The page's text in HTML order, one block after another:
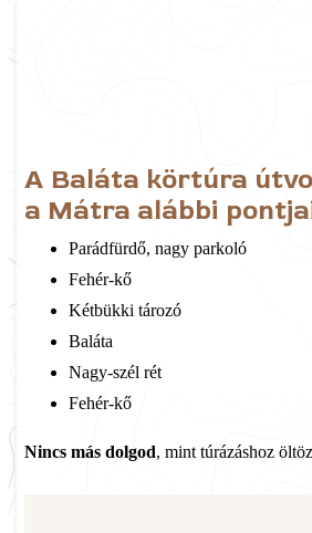
A Baláta körtúra
a Mátra alábbi
Parádfürdő, nagy parkoló
Fehér-kő
Kétbükki tározó
Baláta
Nagy-szél rét
Fehér-kő
Nincs más dolgod, mint túrázáshoz